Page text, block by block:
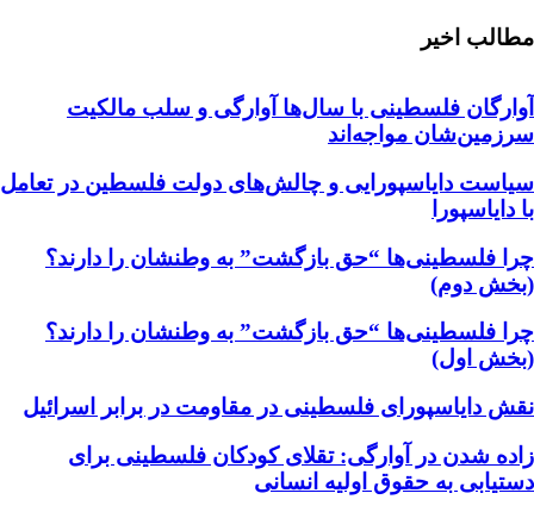
مطالب اخیر
آوارگان فلسطینی با سال‌ها آوارگی و سلب مالكيت
سرزمين‌شان مواجه‌اند
سیاست دایاسپورایی و چالش‌های دولت فلسطین در تعامل
با دایاسپورا
چرا فلسطینی‌ها “حق بازگشت” به وطنشان‌ را دارند؟
(بخش دوم)
چرا فلسطینی‌ها “حق بازگشت” به وطنشان‌ را دارند؟
(بخش اول)
نقش دایاسپورای فلسطینی در مقاومت در برابر اسرائیل
زاده شدن در آوارگی: تقلای کودکان فلسطینی برای
دستیابی به حقوق اولیه انسانی